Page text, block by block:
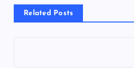
ビRelated Posts